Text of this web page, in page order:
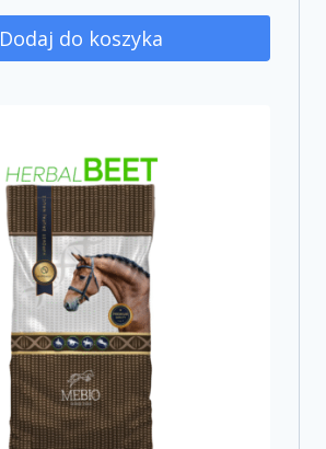
Dodaj do koszyka